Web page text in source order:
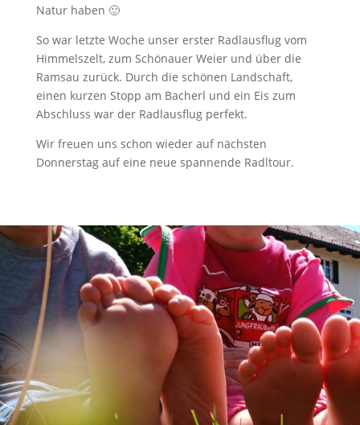
Natur haben 🙂
So war letzte Woche unser erster Radlausflug vom
Himmelszelt, zum Schönauer Weier und über die
Ramsau zurück. Durch die schönen Landschaft,
einen kurzen Stopp am Bacherl und ein Eis zum
Abschluss war der Radlausflug perfekt.
Wir freuen uns schon wieder auf nächsten
Donnerstag auf eine neue spannende Radltour.